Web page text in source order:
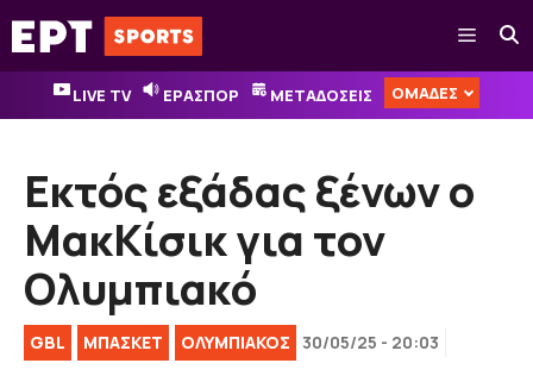
Μετάβαση
σε
περιεχόμενο
Μενού
LIVE TV ΕΡΑΣΠΟΡ ΜΕΤΑΔΟΣΕΙΣ ΟΜΑΔΕΣ
Εκτός εξάδας ξένων ο
ΜακΚίσικ για τον
Ολυμπιακό
GBL ΜΠΑΣΚΕΤ ΟΛΥΜΠΙΑΚΟΣ 30/05/25 - 20:03